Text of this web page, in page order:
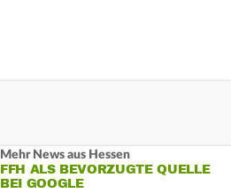
Mehr News aus Hessen
FFH ALS BEVORZUGTE QUELLE
BEI GOOGLE